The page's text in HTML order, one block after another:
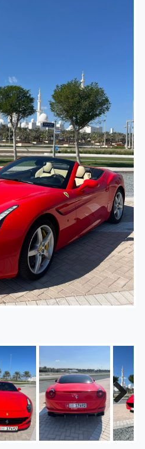
Następny